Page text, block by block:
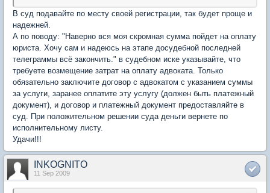
В суд подавайте по месту своей регистрации, так будет проще и
надежней.
А по поводу: "Наверно вся моя скромная сумма пойдет на оплату
юриста. Хочу сам и надеюсь на этапе досудебной последней
телеграммы всё закончить." в судебном иске указывайте, что
требуете возмещение затрат на оплату адвоката. Только
обязательно заключите договор с адвокатом с указанием суммы
за услуги, заранее оплатите эту услугу (должен быть платежный
документ), и договор и платежный документ предоставляйте в
суд. При положительном решении суда деньги вернете по
исполнительному листу.
Удачи!!!
INKOGNITO
11 Sep 2009